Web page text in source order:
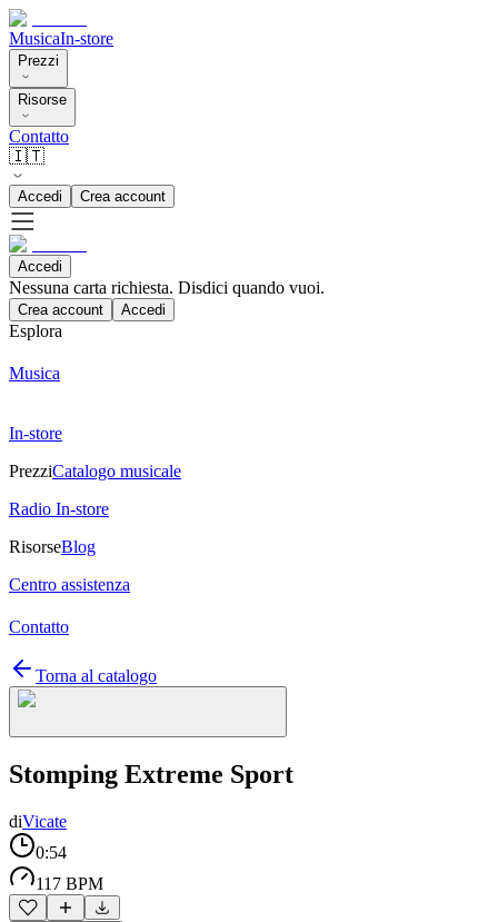
MusicaIn-store
Prezzi
Risorse
Contatto
🇮🇹
Accedi Crea account
Accedi
Nessuna carta richiesta. Disdici quando vuoi.
Crea account Accedi
Esplora
Musica
In-store
PrezziCatalogo musicale
Radio In-store
RisorseBlog
Centro assistenza
Contatto
Torna al catalogo
Stomping Extreme Sport
diVicate
0:54
117 BPM